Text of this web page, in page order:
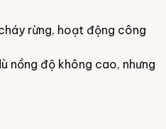
rừng, hoạt động công
nồng độ không cao, nhưng